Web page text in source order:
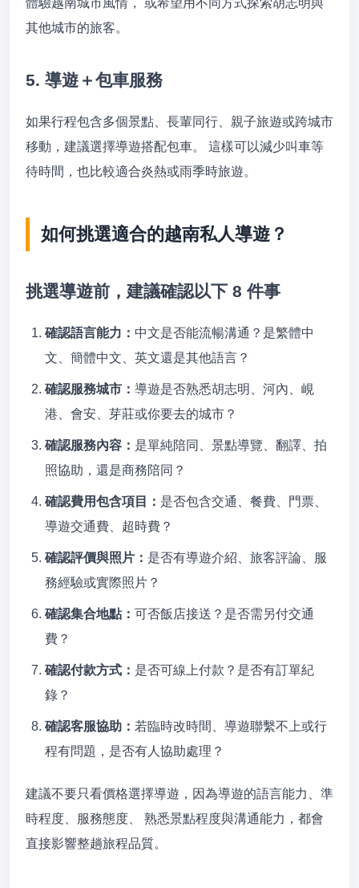
體驗越南城市風情， 或希望用不同方式探索胡志明與
其他城市的旅客。
5. 導遊＋包車服務
如果行程包含多個景點、長輩同行、親子旅遊或跨城市
移動，建議選擇導遊搭配包車。 這樣可以減少叫車等
待時間，也比較適合炎熱或雨季時旅遊。
如何挑選適合的越南私人導遊？
挑選導遊前，建議確認以下 8 件事
確認語言能力： 中文是否能流暢溝通？是繁體中
文、簡體中文、英文還是其他語言？
確認服務城市： 導遊是否熟悉胡志明、河內、峴
港、會安、芽莊或你要去的城市？
確認服務內容： 是單純陪同、景點導覽、翻譯、拍
照協助，還是商務陪同？
確認費用包含項目： 是否包含交通、餐費、門票、
導遊交通費、超時費？
確認評價與照片： 是否有導遊介紹、旅客評論、服
務經驗或實際照片？
確認集合地點： 可否飯店接送？是否需另付交通
費？
確認付款方式： 是否可線上付款？是否有訂單紀
錄？
確認客服協助： 若臨時改時間、導遊聯繫不上或行
程有問題，是否有人協助處理？
建議不要只看價格選擇導遊，因為導遊的語言能力、準
時程度、服務態度、 熟悉景點程度與溝通能力，都會
直接影響整趟旅程品質。